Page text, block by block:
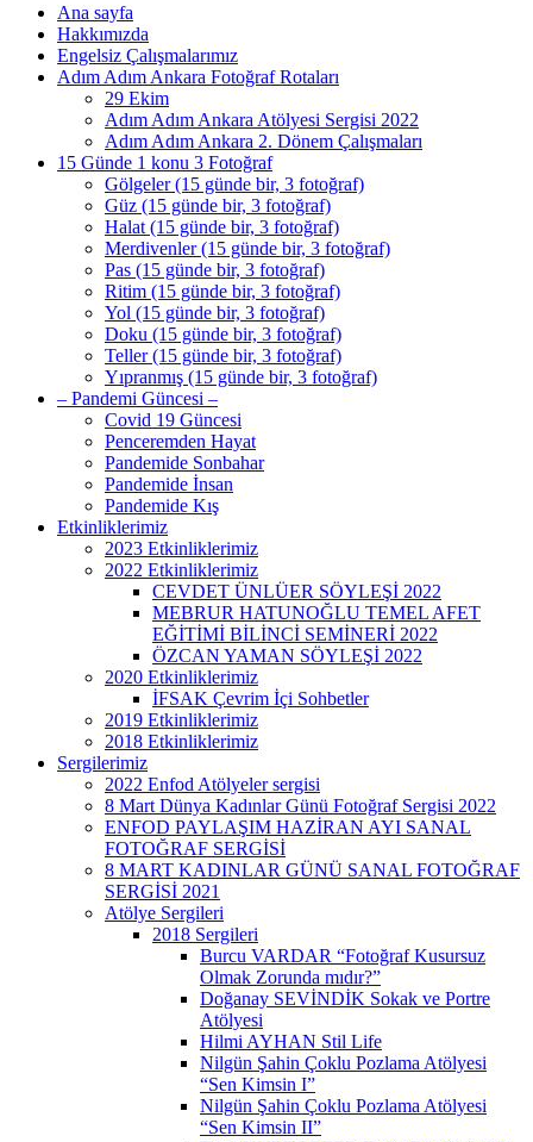
Ana sayfa
Hakkımızda
Engelsiz Çalışmalarımız
Adım Adım Ankara Fotoğraf Rotaları
29 Ekim
Adım Adım Ankara Atölyesi Sergisi 2022
Adım Adım Ankara 2. Dönem Çalışmaları
15 Günde 1 konu 3 Fotoğraf
Gölgeler (15 günde bir, 3 fotoğraf)
Güz (15 günde bir, 3 fotoğraf)
Halat (15 günde bir, 3 fotoğraf)
Merdivenler (15 günde bir, 3 fotoğraf)
Pas (15 günde bir, 3 fotoğraf)
Ritim (15 günde bir, 3 fotoğraf)
Yol (15 günde bir, 3 fotoğraf)
Doku (15 günde bir, 3 fotoğraf)
Teller (15 günde bir, 3 fotoğraf)
Yıpranmış (15 günde bir, 3 fotoğraf)
– Pandemi Güncesi –
Covid 19 Güncesi
Penceremden Hayat
Pandemide Sonbahar
Pandemide İnsan
Pandemide Kış
Etkinliklerimiz
2023 Etkinliklerimiz
2022 Etkinliklerimiz
CEVDET ÜNLÜER SÖYLEŞİ 2022
MEBRUR HATUNOĞLU TEMEL AFET
EĞİTİMİ BİLİNCİ SEMİNERİ 2022
ÖZCAN YAMAN SÖYLEŞİ 2022
2020 Etkinliklerimiz
İFSAK Çevrim İçi Sohbetler
2019 Etkinliklerimiz
2018 Etkinliklerimiz
Sergilerimiz
2022 Enfod Atölyeler sergisi
8 Mart Dünya Kadınlar Günü Fotoğraf Sergisi 2022
ENFOD PAYLAŞIM HAZİRAN AYI SANAL
FOTOĞRAF SERGİSİ
8 MART KADINLAR GÜNÜ SANAL FOTOĞRAF
SERGİSİ 2021
Atölye Sergileri
2018 Sergileri
Burcu VARDAR “Fotoğraf Kusursuz
Olmak Zorunda mıdır?”
Doğanay SEVİNDİK Sokak ve Portre
Atölyesi
Hilmi AYHAN Stil Life
Nilgün Şahin Çoklu Pozlama Atölyesi
“Sen Kimsin I”
Nilgün Şahin Çoklu Pozlama Atölyesi
“Sen Kimsin II”